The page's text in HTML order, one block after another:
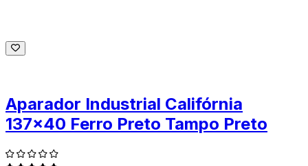
Aparador Industrial Califórnia
137x40 Ferro Preto Tampo Preto